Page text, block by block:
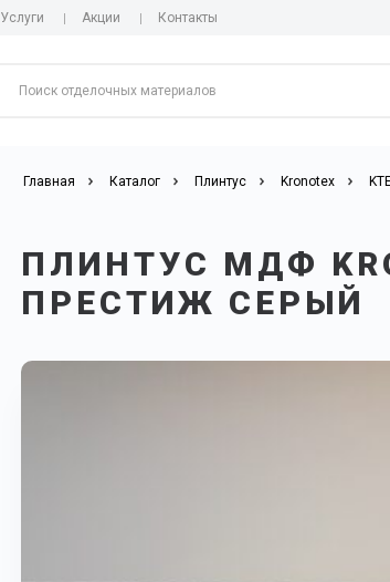
Услуги Акции Контакты
Главная Каталог Плинтус Kronotex
ПЛИНТУС МДФ
ПРЕСТИЖ СЕРЫЙ